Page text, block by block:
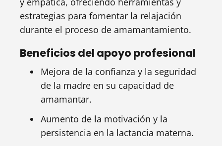
estrategias para fomentar la relajación
durante el proceso de amamantamiento.
Beneficios del apoyo profesional
Mejora de la confianza y la seguridad
de la madre en su capacidad de
amamantar.
Aumento de la motivación y la
persistencia en la lactancia materna.